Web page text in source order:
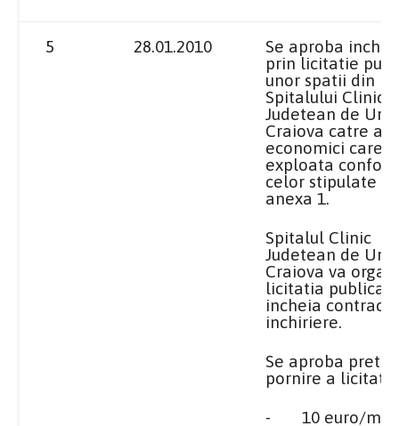
5 28.01.2010
Se aproba
prin licitatie
unor spatii din
Spitalului Clinic
Judetean de
Craiova catre
economici care
exploata
celor stipulate in
anexa 1.
Spitalul Clinic
Judetean de
Craiova va
licitatia publica
incheia
inchiriere.
Se aproba
pornire a
- 10 euro/